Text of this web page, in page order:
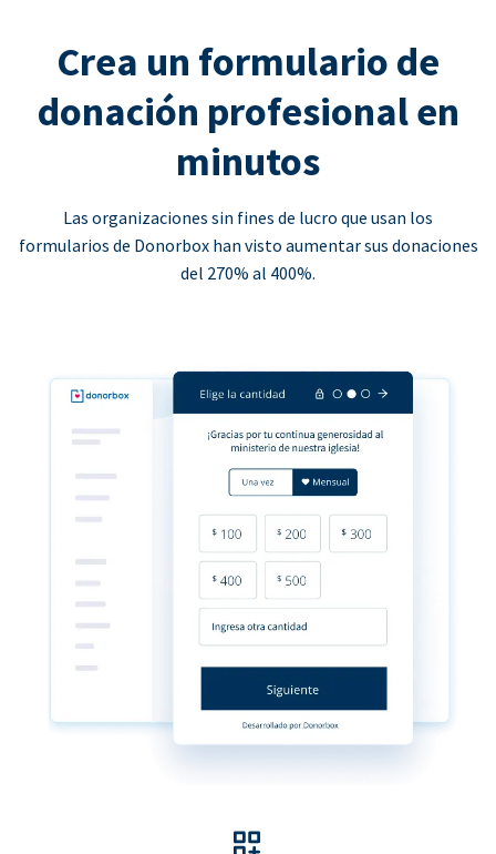
Crea un formulario de
donación profesional en
minutos
Las organizaciones sin fines de lucro que usan los
formularios de Donorbox han visto aumentar sus donaciones
del 270% al 400%.